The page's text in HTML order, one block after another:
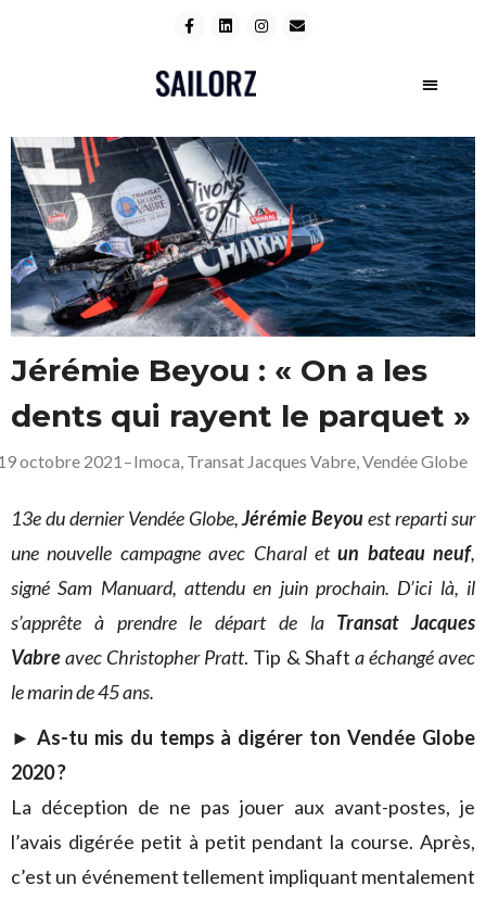
Jérémie Beyou : « On a les
dents qui rayent le parquet »
octobre 2021 –Imoca, Transat Jacques Vabre,Vendée Globe
13e du dernier Vendée Globe,Jérémie Beyouest reparti sur
une nouvelle campagne avec Charal etun bateau neuf,
signé Sam Manuard, attendu en juin prochain. D’ici là, il
s’apprête à prendre le départ de la Transat Jacques
Vabreavec Christopher Pratt. Tip & Shaft a échangé avec
le marin de 45 ans.
► As-tu mis du temps à digérer ton Vendée Globe
2020 ?
La déception de ne pas jouer aux avant-postes, je
l’avais digérée petit à petit pendant la course. Après,
c’est un événement tellement impliquant mentalement